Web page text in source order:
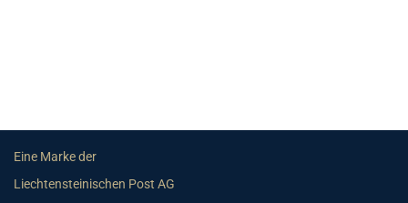
Eine Marke der
Liechtensteinischen Post AG